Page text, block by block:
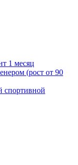
1 месяц
(рост от 90
спортивной